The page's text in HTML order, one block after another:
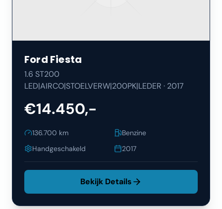
Ford Fiesta
1.6 ST200
LED|AIRCO|STOELVERW|200PK|LEDER · 2017
€14.450,-
136.700 km
Benzine
Handgeschakeld
2017
Bekijk Details